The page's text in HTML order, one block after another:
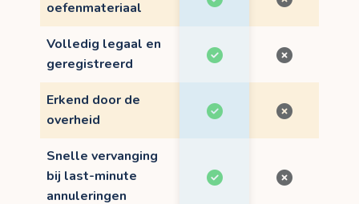
oefenmateriaal
Volledig legaal en
geregistreerd
Erkend door de
overheid
Snelle vervanging
bij last-minute
annuleringen